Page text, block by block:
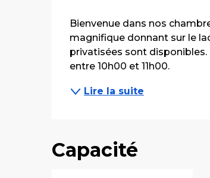
Bienvenue dans nos
magnifique donnant sur le
privatisées sont disponibles.
entre 10h00 et 11h00.
Lire la suite
Capacité